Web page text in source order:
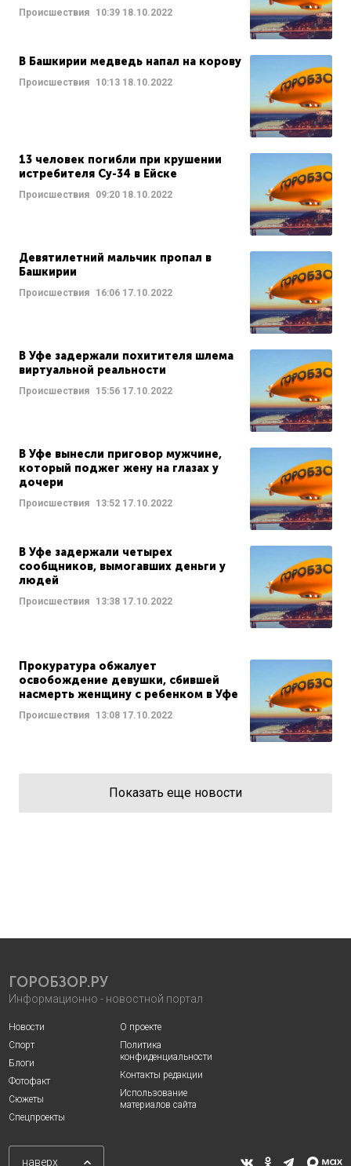
Происшествия 10:39 18.10.2022
В Башкирии медведь напал на корову
Происшествия 10:13 18.10.2022
13 человек погибли при крушении
истребителя Су-34 в Ейске
Происшествия 09:20 18.10.2022
Девятилетний мальчик пропал в
Башкирии
Происшествия 16:06 17.10.2022
В Уфе задержали похитителя шлема
виртуальной реальности
Происшествия 15:56 17.10.2022
В Уфе вынесли приговор мужчине,
который поджег жену на глазах у
дочери
Происшествия 13:52 17.10.2022
В Уфе задержали четырех
сообщников, вымогавших деньги у
людей
Происшествия 13:38 17.10.2022
Прокуратура обжалует
освобождение девушки, сбившей
насмерть женщину с ребенком в Уфе
Происшествия 13:08 17.10.2022
Показать еще новости
ГОРОБЗОР.РУ
Информационно - новостной портал
Новости
Спорт
Блоги
Фотофакт
Сюжеты
Спецпроекты
О проекте
Политика
конфиденциальности
Контакты редакции
Использование
материалов сайта
наверх